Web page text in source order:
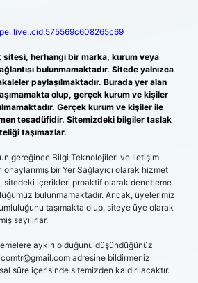
live:.cid.575569c608265c69
sitesi, herhangi bir marka, kurum veya
bulunmamaktadır. Sitede yalnızca
paylaşılmaktadır. Burada yer alan
olup, gerçek kurum ve kişiler
Gerçek kurum ve kişiler ile
tesadüfidir. Sitemizdeki bilgiler taslak
taşımazlar.
gereğince Bilgi Teknolojileri ve İletişim
onaylanmış bir Yer Sağlayıcı olarak hizmet
sitedeki içerikleri proaktif olarak denetleme
bulunmamaktadır. Ancak, üyelerimiz
taşımakta olup, siteye üye olarak
sayılırlar.
aykırı olduğunu düşündüğünüz
adresine bildirmeniz
süre içerisinde sitemizden kaldırılacaktır.